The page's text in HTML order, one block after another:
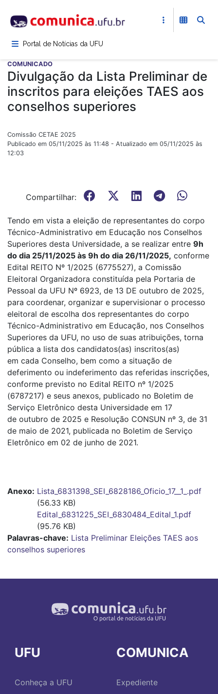
para
conteúdoPortal de Notícias da UFU
COMUNICADO
Divulgação da Lista Preliminar de
inscritos para eleições TAES aos
conselhos superiores
Comissão CETAE 2025
Publicado em 05/11/2025 às 11:48 - Atualizado em 05/11/2025 às
12:03
Compartilhar:
Tendo em vista a eleição de representantes do corpo
Técnico-Administrativo em Educação nos Conselhos
Superiores desta Universidade, a se realizar entre 9h
do dia 25/11/2025 às 9h do dia 26/11/2025, conforme
Edital REITO Nº 1/2025 (6775527), a Comissão
Eleitoral Organizadora constituída pela Portaria de
Pessoal da UFU Nº 6923, de 13 DE outubro de 2025,
para coordenar, organizar e supervisionar o processo
eleitoral de escolha dos representantes do corpo
Técnico-Administrativo em Educação, nos Conselhos
Superiores da UFU, no uso de suas atribuições, torna
pública a lista dos candidatos(as) inscritos(as)
em cada Conselho, bem como a situação de
deferimento ou indeferimento das referidas inscrições,
conforme previsto no Edital REITO nº 1/2025
(6787217) e seus anexos, publicado no Boletim de
Serviço Eletrônico desta Universidade em 17
de outubro de 2025 e Resolução CONSUN nº 3, de 31
de maio de 2021, publicada no Boletim de Serviço
Eletrônico em 02 de junho de 2021.
Anexo Lista_6831398_SEI_6828186_Oficio_17__1_.pdf
(56.33 KB)
Edital_6831225_SEI_6830484_Edital_1.pdf
(95.76 KB)
Palavras-chave: Lista Preliminar Eleições TAES aos
conselhos superiores
UFU
Conheça a UFU
COMUNICA
Expediente